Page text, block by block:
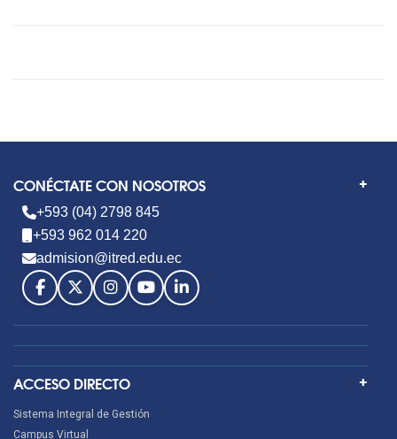
CONÉCTATE CON NOSOTROS
+593 (04) 2798 845
+593 962 014 220
admision@itred.edu.ec
ACCESO DIRECTO
Sistema Integral de Gestión
Campus Virtual